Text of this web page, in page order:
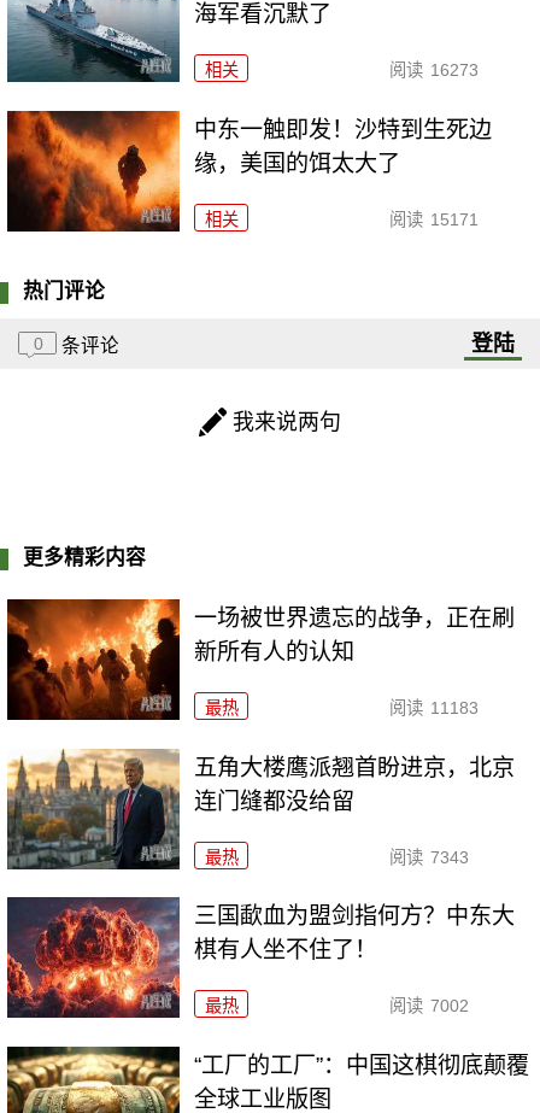
海军看沉默了
相关 阅读 16273
中东一触即发！沙特到生死边
缘，美国的饵太大了
相关 阅读 15171
热门评论
0 条评论 登陆
我来说两句
更多精彩内容
一场被世界遗忘的战争，正在刷
新所有人的认知
最热 阅读 11183
五角大楼鹰派翘首盼进京，北京
连门缝都没给留
最热 阅读 7343
三国歃血为盟剑指何方？中东大
棋有人坐不住了！
最热 阅读 7002
“工厂的工厂”：中国这棋彻底颠覆
全球工业版图